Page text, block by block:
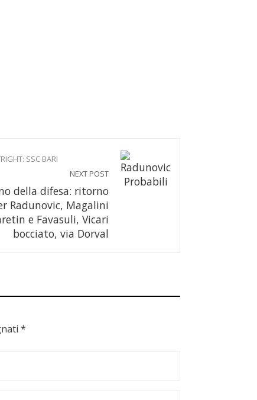
SSC BARI
NEXT POST
della difesa: ritorno
Radunovic, Magalini
e Favasuli, Vicari
bocciato, via Dorval
*